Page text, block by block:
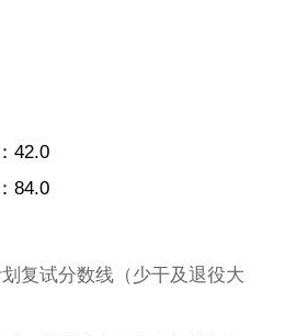
42.0
84.0
复试分数线（少干及退役大